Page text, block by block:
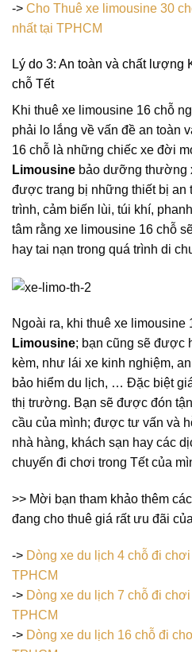
-> Cho Thuê xe limousine 30
nhất tại TPHCM
Lý do 3: An toàn và chất lượng
chỗ Tết
Khi thuê xe limousine 16 chỗ
phải lo lắng về vấn đề an toàn
16 chỗ là những chiếc xe đời
Limousine bảo dưỡng thường
được trang bị những thiết bị an
trình, cảm biến lùi, túi khí,
tâm rằng xe limousine 16 chỗ
hay tai nạn trong quá trình di
Ngoài ra, khi thuê xe limousine
Limousine; bạn cũng sẽ được
kèm, như lái xe kinh nghiệm,
bảo hiểm du lịch, … Đặc biệt
thị trường. Bạn sẽ được đón
cầu của mình; được tư vấn và
nhà hàng, khách sạn hay các
chuyến đi chơi trong Tết của
>> Mời bạn tham khảo thêm
đang cho thuê giá rất ưu đãi
-> Dòng xe du lịch 4 chỗ đi
TPHCM
-> Dòng xe du lịch 7 chỗ đi
TPHCM
-> Dòng xe du lịch 16 chỗ đi